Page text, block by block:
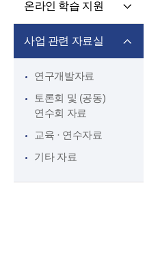
세종학당 문화인턴
온라인 학습 지원
사업 관련 자료실
연구개발자료
토론회 및 (공동)
연수회 자료
교육 · 연수자료
기타 자료